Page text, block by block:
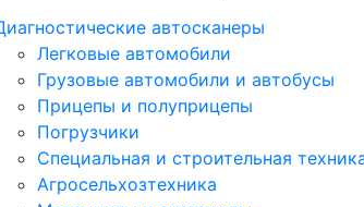
автосканеры
Легковые автомобили
Грузовые автомобили и автобусы
Прицепы и полуприцепы
Погрузчики
Специальная и строительная
Агросельхозтехника